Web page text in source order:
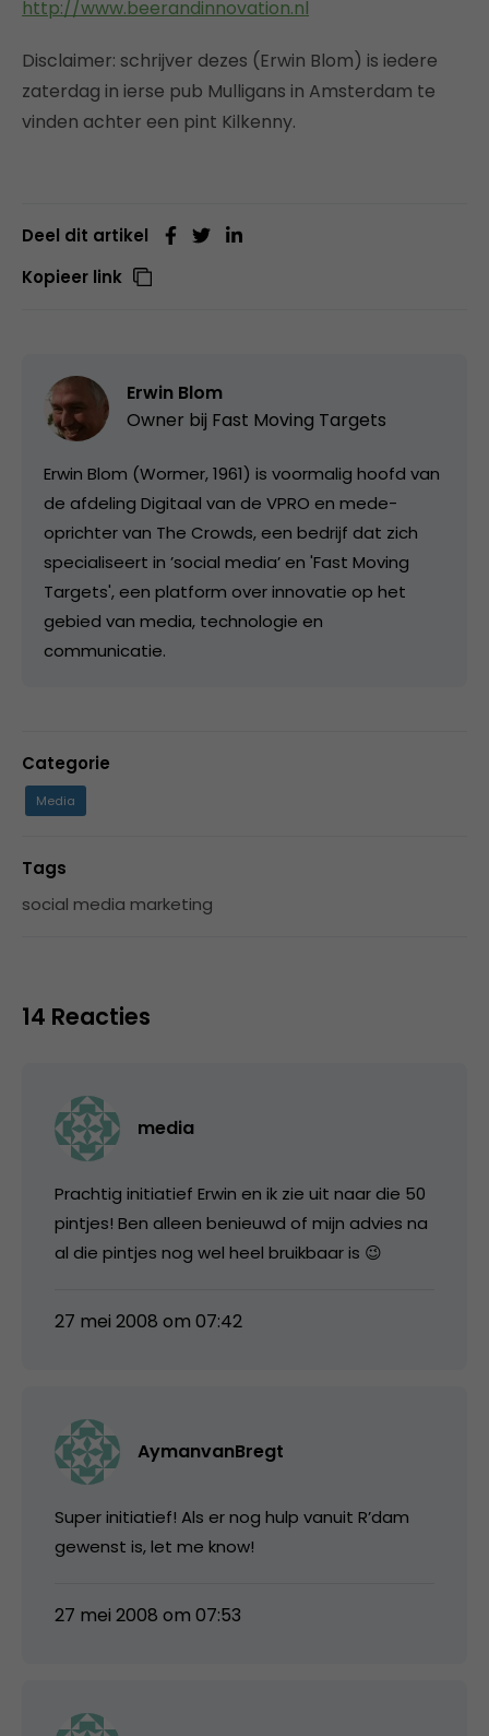
http://www.beerandinnovation.nl
Disclaimer: schrijver dezes (Erwin Blom) is iedere
zaterdag in ierse pub Mulligans in Amsterdam te
vinden achter een pint Kilkenny.
Deel dit artikel
Kopieer link
Erwin Blom
Owner bij Fast Moving Targets
Erwin Blom (Wormer, 1961) is voormalig hoofd van
de afdeling Digitaal van de VPRO en mede-
oprichter van The Crowds, een bedrijf dat zich
specialiseert in ’social media’ en 'Fast Moving
Targets', een platform over innovatie op het
gebied van media, technologie en
communicatie.
Categorie
Media
Tags
social media marketing
14 Reacties
media
Prachtig initiatief Erwin en ik zie uit naar die 50
pintjes! Ben alleen benieuwd of mijn advies na
al die pintjes nog wel heel bruikbaar is 😉
27 mei 2008 om 07:42
AymanvanBregt
Super initiatief! Als er nog hulp vanuit R’dam
gewenst is, let me know!
27 mei 2008 om 07:53